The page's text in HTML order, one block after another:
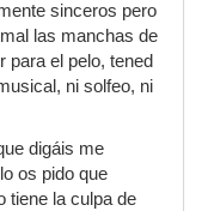
sinceros pero
las manchas de
para el pelo, tened
ni solfeo, ni
digáis me
os pido que
tiene la culpa de